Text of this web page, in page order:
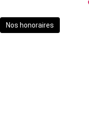
Nos honoraires